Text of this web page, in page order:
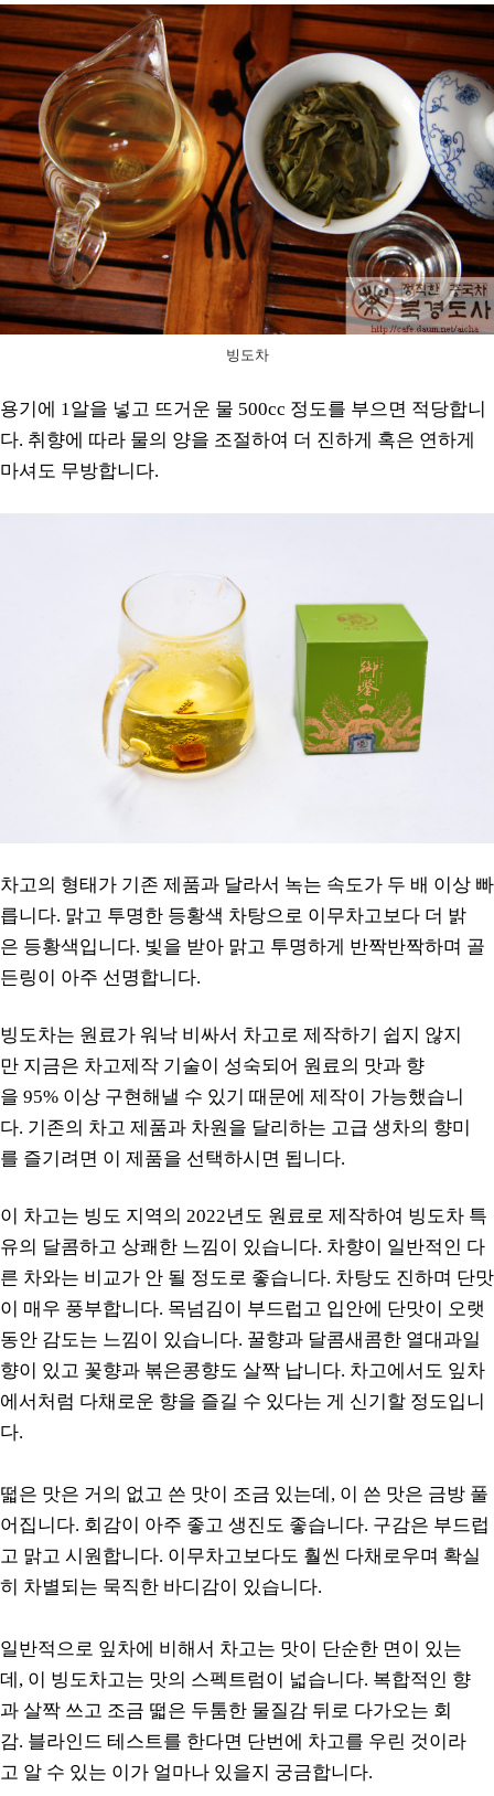
빙도차
용기에 1알을 넣고 뜨거운 물 500cc 정도를 부으면 적당합니
다. 취향에 따라 물의 양을 조절하여 더 진하게 혹은 연하게
마셔도 무방합니다.
차고의 형태가 기존 제품과 달라서 녹는 속도가 두 배 이상 빠
릅니다. 맑고 투명한 등황색 차탕으로 이무차고보다 더 밝
은 등황색입니다. 빛을 받아 맑고 투명하게 반짝반짝하며 골
든링이 아주 선명합니다.
빙도차는 원료가 워낙 비싸서 차고로 제작하기 쉽지 않지
만 지금은 차고제작 기술이 성숙되어 원료의 맛과 향
을 95% 이상 구현해낼 수 있기 때문에 제작이 가능했습니
다. 기존의 차고 제품과 차원을 달리하는 고급 생차의 향미
를 즐기려면 이 제품을 선택하시면 됩니다.
이 차고는 빙도 지역의 2022년도 원료로 제작하여 빙도차 특
유의 달콤하고 상쾌한 느낌이 있습니다. 차향이 일반적인 다
른 차와는 비교가 안 될 정도로 좋습니다. 차탕도 진하며 단맛
이 매우 풍부합니다. 목넘김이 부드럽고 입안에 단맛이 오랫
동안 감도는 느낌이 있습니다. 꿀향과 달콤새콤한 열대과일
향이 있고 꽃향과 볶은콩향도 살짝 납니다. 차고에서도 잎차
에서처럼 다채로운 향을 즐길 수 있다는 게 신기할 정도입니
다.
떫은 맛은 거의 없고 쓴 맛이 조금 있는데, 이 쓴 맛은 금방 풀
어집니다. 회감이 아주 좋고 생진도 좋습니다. 구감은 부드럽
고 맑고 시원합니다. 이무차고보다도 훨씬 다채로우며 확실
히 차별되는 묵직한 바디감이 있습니다.
일반적으로 잎차에 비해서 차고는 맛이 단순한 면이 있는
데, 이 빙도차고는 맛의 스펙트럼이 넓습니다. 복합적인 향
과 살짝 쓰고 조금 떫은 두툼한 물질감 뒤로 다가오는 회
감. 블라인드 테스트를 한다면 단번에 차고를 우린 것이라
고 알 수 있는 이가 얼마나 있을지 궁금합니다.